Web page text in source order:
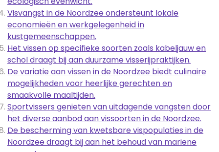
Visvangst in de Noordzee ondersteunt lokale
economieën en werkgelegenheid in
kustgemeenschappen.
Het vissen op specifieke soorten zoals kabeljauw en
schol draagt bij aan duurzame visserijpraktijken.
De variatie aan vissen in de Noordzee biedt culinaire
mogelijkheden voor heerlijke gerechten en
smaakvolle maaltijden.
Sportvissers genieten van uitdagende vangsten door
het diverse aanbod aan vissoorten in de Noordzee.
De bescherming van kwetsbare vispopulaties in de
Noordzee draagt bij aan het behoud van mariene